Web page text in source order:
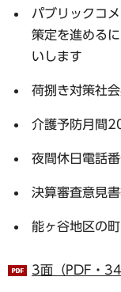
パブリックコ
策定を進める
いします
荷捌き対策社
介護予防月間
夜間休日電話
決算審査意見
能ヶ谷地区の
3面（PDF・